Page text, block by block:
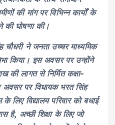
की मांग पर विभिन्न कार्यों के
की घोषणा की।
ने जनता उच्चर माध्यमिक
किया। इस अवसर पर उन्होंने
की लागत से निर्मित कक्षा-
अवसर पर विधायक भरत सिंह
लिए विद्यालय परिवार को बधाई
है, अच्छी शिक्षा के लिए जो